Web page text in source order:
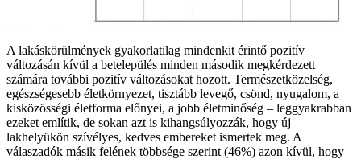
A lakáskörülmények gyakorlatilag mindenkit érintő pozitív
változásán kívül a betelepülés minden második megkérdezett
számára további pozitív változásokat hozott. Természetközelség,
egészségesebb életkörnyezet, tisztább levegő, csönd, nyugalom, a
kisközösségi életforma előnyei, a jobb életminőség – leggyakrabban
ezeket említik, de sokan azt is kihangsúlyozzák, hogy új
lakhelyükön szívélyes, kedves embereket ismertek meg. A
válaszadók másik felének többsége szerint (46%) azon kívül, hogy